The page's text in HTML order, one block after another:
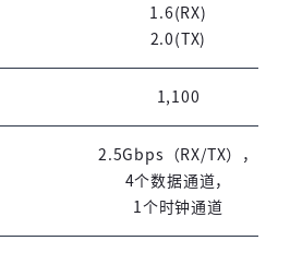
1.6(RX)
2.0(TX)
1,100
2.5Gbps（RX/TX），
4个数据通道，
1个时钟通道